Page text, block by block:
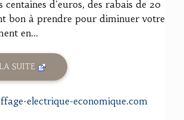
centaines d'euros, des rabais de 20
bon à prendre pour diminuer votre
en...
SUITE
electrique-economique.com